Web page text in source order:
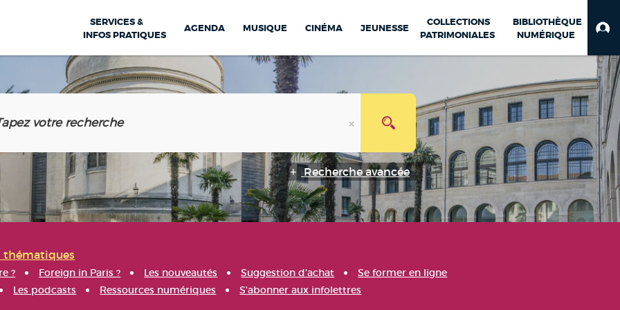
SERVICES &
INFOS PRATIQUES
AGENDA MUSIQUE CINÉMA JEUNESSE
COLLECTIONS
PATRIMONIALES
BIBLIOTHÈQUE
NUMÉRIQUE
Recherche avancée
thématiques
? Foreign in Paris ? Les nouveautés Suggestion d'achat
Se former en ligne
Les podcasts Ressources numériques S'abonner aux infolettres